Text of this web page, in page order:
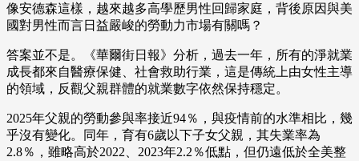
像安德森這樣，越來越多高學歷男性回歸家庭，背後原因與美
國對男性而言日益嚴峻的勞動力市場有關嗎？
答案並不是。《華爾街日報》分析，過去一年，所有的淨就業
成長都來自醫療保健、社會救助行業，這是傳統上由女性主導
的領域，反觀父親群體的就業數字依然保持穩定。
2025年父親的勞動參與率接近94％，與疫情前的水準相比，幾
乎沒有變化。同年，育有6歲以下子女父親，其失業率為
2.8％，雖略高於2022、2023年2.2％低點，但仍遠低於全美整